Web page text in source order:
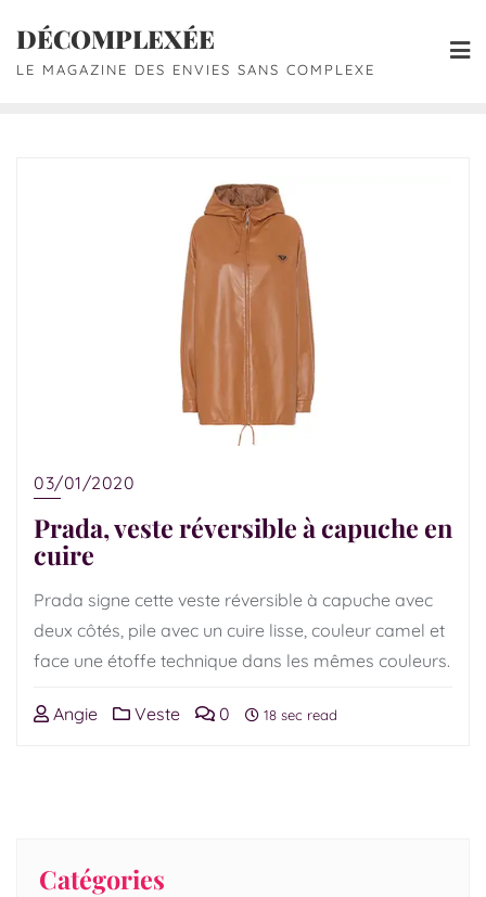
DÉCOMPLEXÉE
LE MAGAZINE DES ENVIES SANS COMPLEXE
03/01/2020
Prada, veste réversible à capuche en
cuire
Prada signe cette veste réversible à capuche avec
deux côtés, pile avec un cuire lisse, couleur camel et
face une étoffe technique dans les mêmes couleurs.
Angie Veste 0 18 sec read
Catégories